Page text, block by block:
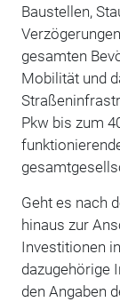
Baustellen,
gesamten
Mobilität und
Pkw bis zum
Geht es nach
hinaus zur
Investitionen
dazugehörige
den Angaben